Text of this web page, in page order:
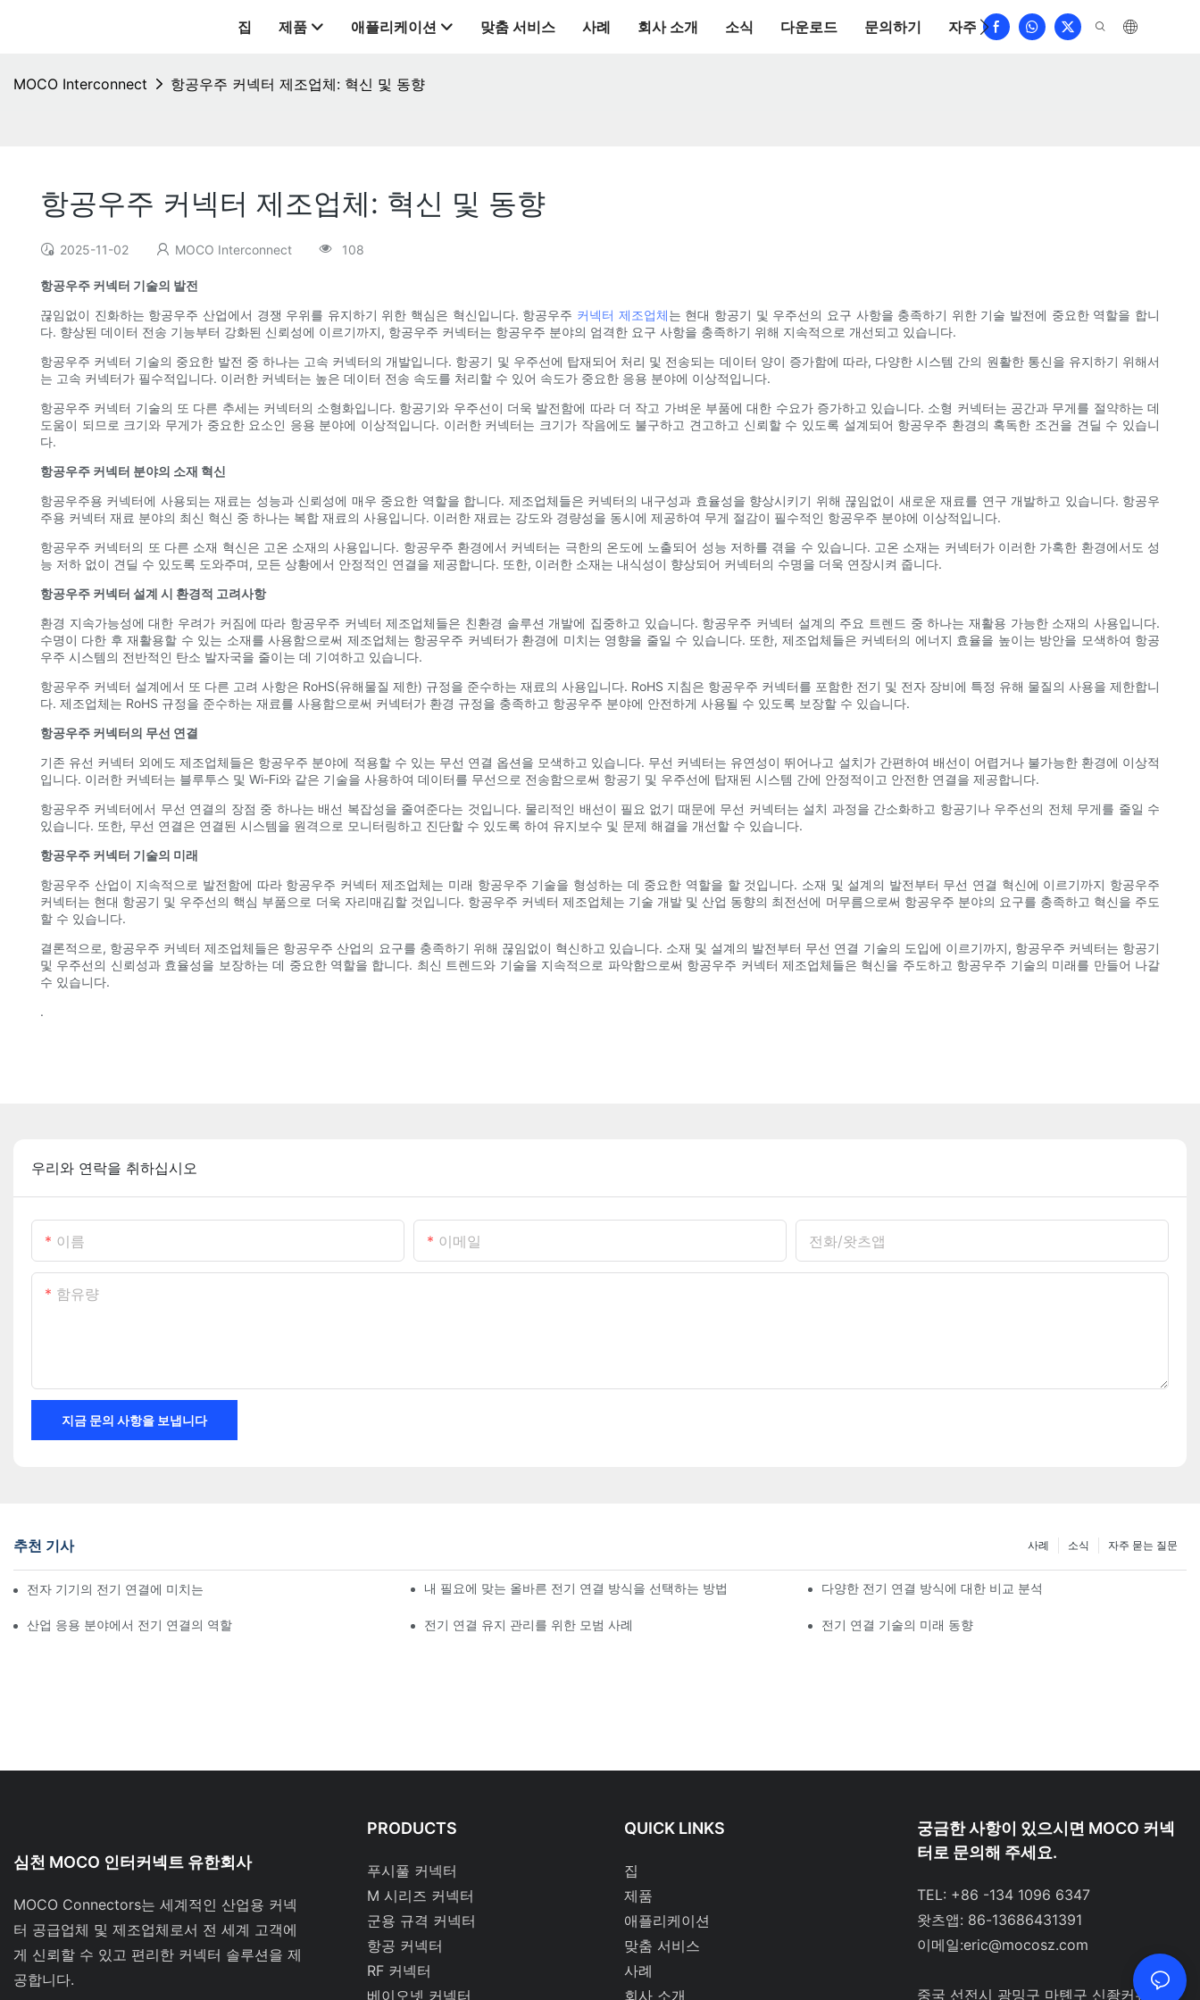
집 제품 애플리케이션 맞춤 서비스 사례 회사 소개 소식 다운로드 문의하기 자주 묻는 질문
MOCO Interconnect 항공우주 커넥터 제조업체: 혁신 및 동향
항공우주 커넥터 제조업체: 혁신 및 동향
2025-11-02 MOCO Interconnect 108
항공우주 커넥터 기술의 발전
끊임없이 진화하는 항공우주 산업에서 경쟁 우위를 유지하기 위한 핵심은 혁신입니다. 항공우주 커넥터 제조업체는 현대 항공기 및 우주선의 요구 사항을 충족하기 위한 기술 발전에 중요한 역할을 합니
다. 향상된 데이터 전송 기능부터 강화된 신뢰성에 이르기까지, 항공우주 커넥터는 항공우주 분야의 엄격한 요구 사항을 충족하기 위해 지속적으로 개선되고 있습니다.
항공우주 커넥터 기술의 중요한 발전 중 하나는 고속 커넥터의 개발입니다. 항공기 및 우주선에 탑재되어 처리 및 전송되는 데이터 양이 증가함에 따라, 다양한 시스템 간의 원활한 통신을 유지하기 위해서
는 고속 커넥터가 필수적입니다. 이러한 커넥터는 높은 데이터 전송 속도를 처리할 수 있어 속도가 중요한 응용 분야에 이상적입니다.
항공우주 커넥터 기술의 또 다른 추세는 커넥터의 소형화입니다. 항공기와 우주선이 더욱 발전함에 따라 더 작고 가벼운 부품에 대한 수요가 증가하고 있습니다. 소형 커넥터는 공간과 무게를 절약하는 데
도움이 되므로 크기와 무게가 중요한 요소인 응용 분야에 이상적입니다. 이러한 커넥터는 크기가 작음에도 불구하고 견고하고 신뢰할 수 있도록 설계되어 항공우주 환경의 혹독한 조건을 견딜 수 있습니
다.
항공우주 커넥터 분야의 소재 혁신
항공우주용 커넥터에 사용되는 재료는 성능과 신뢰성에 매우 중요한 역할을 합니다. 제조업체들은 커넥터의 내구성과 효율성을 향상시키기 위해 끊임없이 새로운 재료를 연구 개발하고 있습니다. 항공우
주용 커넥터 재료 분야의 최신 혁신 중 하나는 복합 재료의 사용입니다. 이러한 재료는 강도와 경량성을 동시에 제공하여 무게 절감이 필수적인 항공우주 분야에 이상적입니다.
항공우주 커넥터의 또 다른 소재 혁신은 고온 소재의 사용입니다. 항공우주 환경에서 커넥터는 극한의 온도에 노출되어 성능 저하를 겪을 수 있습니다. 고온 소재는 커넥터가 이러한 가혹한 환경에서도 성
능 저하 없이 견딜 수 있도록 도와주며, 모든 상황에서 안정적인 연결을 제공합니다. 또한, 이러한 소재는 내식성이 향상되어 커넥터의 수명을 더욱 연장시켜 줍니다.
항공우주 커넥터 설계 시 환경적 고려사항
환경 지속가능성에 대한 우려가 커짐에 따라 항공우주 커넥터 제조업체들은 친환경 솔루션 개발에 집중하고 있습니다. 항공우주 커넥터 설계의 주요 트렌드 중 하나는 재활용 가능한 소재의 사용입니다.
수명이 다한 후 재활용할 수 있는 소재를 사용함으로써 제조업체는 항공우주 커넥터가 환경에 미치는 영향을 줄일 수 있습니다. 또한, 제조업체들은 커넥터의 에너지 효율을 높이는 방안을 모색하여 항공
우주 시스템의 전반적인 탄소 발자국을 줄이는 데 기여하고 있습니다.
항공우주 커넥터 설계에서 또 다른 고려 사항은 RoHS(유해물질 제한) 규정을 준수하는 재료의 사용입니다. RoHS 지침은 항공우주 커넥터를 포함한 전기 및 전자 장비에 특정 유해 물질의 사용을 제한합니
다. 제조업체는 RoHS 규정을 준수하는 재료를 사용함으로써 커넥터가 환경 규정을 충족하고 항공우주 분야에 안전하게 사용될 수 있도록 보장할 수 있습니다.
항공우주 커넥터의 무선 연결
기존 유선 커넥터 외에도 제조업체들은 항공우주 분야에 적용할 수 있는 무선 연결 옵션을 모색하고 있습니다. 무선 커넥터는 유연성이 뛰어나고 설치가 간편하여 배선이 어렵거나 불가능한 환경에 이상적
입니다. 이러한 커넥터는 블루투스 및 Wi-Fi와 같은 기술을 사용하여 데이터를 무선으로 전송함으로써 항공기 및 우주선에 탑재된 시스템 간에 안정적이고 안전한 연결을 제공합니다.
항공우주 커넥터에서 무선 연결의 장점 중 하나는 배선 복잡성을 줄여준다는 것입니다. 물리적인 배선이 필요 없기 때문에 무선 커넥터는 설치 과정을 간소화하고 항공기나 우주선의 전체 무게를 줄일 수
있습니다. 또한, 무선 연결은 연결된 시스템을 원격으로 모니터링하고 진단할 수 있도록 하여 유지보수 및 문제 해결을 개선할 수 있습니다.
항공우주 커넥터 기술의 미래
항공우주 산업이 지속적으로 발전함에 따라 항공우주 커넥터 제조업체는 미래 항공우주 기술을 형성하는 데 중요한 역할을 할 것입니다. 소재 및 설계의 발전부터 무선 연결 혁신에 이르기까지 항공우주
커넥터는 현대 항공기 및 우주선의 핵심 부품으로 더욱 자리매김할 것입니다. 항공우주 커넥터 제조업체는 기술 개발 및 산업 동향의 최전선에 머무름으로써 항공우주 분야의 요구를 충족하고 혁신을 주도
할 수 있습니다.
결론적으로, 항공우주 커넥터 제조업체들은 항공우주 산업의 요구를 충족하기 위해 끊임없이 혁신하고 있습니다. 소재 및 설계의 발전부터 무선 연결 기술의 도입에 이르기까지, 항공우주 커넥터는 항공기
및 우주선의 신뢰성과 효율성을 보장하는 데 중요한 역할을 합니다. 최신 트렌드와 기술을 지속적으로 파악함으로써 항공우주 커넥터 제조업체들은 혁신을 주도하고 항공우주 기술의 미래를 만들어 나갈
수 있습니다.
.
우리와 연락을 취하십시오
이름 이메일 전화/왓츠앱
함유량
지금 문의 사항을 보냅니다
추천 기사 자주 묻는 질문
소식
사례
전자 기기의 전기 연결에 미치는 기술의 영향 내 필요에 맞는 올바른 전기 연결 방식을 선택하는 방법 다양한 전기 연결 방식에 대한 비교 분석
산업 응용 분야에서 전기 연결의 역할 전기 연결 유지 관리를 위한 모범 사례 전기 연결 기술의 미래 동향
심천 MOCO 인터커넥트 유한회사
MOCO Connectors는 세계적인 산업용 커넥
터 공급업체 및 제조업체로서 전 세계 고객에
게 신뢰할 수 있고 편리한 커넥터 솔루션을 제
공합니다.
PRODUCTS
푸시풀 커넥터
M 시리즈 커넥터
군용 규격 커넥터
항공 커넥터
RF 커넥터
베이오넷 커넥터
QUICK LINKS
집
제품
애플리케이션
맞춤 서비스
사례
회사 소개
궁금한 사항이 있으시면 MOCO 커넥
터로 문의해 주세요.
TEL: +86 -134 1096 6347
왓츠앱: 86-13686431391
이메일:eric@mocosz.com
중국 선전시 광밍구 마톈구 신좡커뮤니티